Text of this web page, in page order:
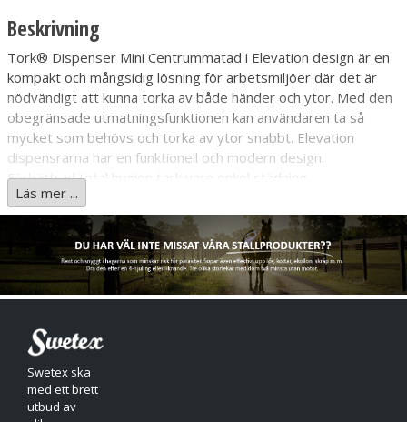
Beskrivning
Tork® Dispenser Mini Centrummatad i Elevation design är en
kompakt och mångsidig lösning för arbetsmiljöer där det är
nödvändigt att kunna torka av både händer och ytor. Med den
obegränsade utmatningsfunktionen kan användaren ta så
mycket som behövs och torka av ytor snabbt. Elevation
dispensrarna har en funktionell och modern design.
Förbättrad total hygien tack vare enkel städning
Mångsidig låsmekanism som förhindrar felaktig användning
Lätt att använda med endast en hand
Beröringsfri dispensering för flexibilitet och för att motverka
smittspridning
Läs mer ...
Swetex ska
med ett brett
utbud av